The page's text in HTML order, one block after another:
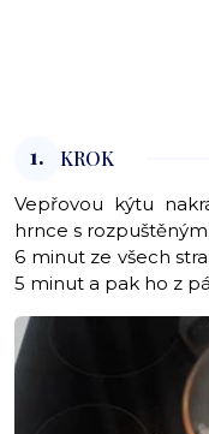
1. KROK
Vepřovou kýtu
hrnce s
6 minut ze všech
5 minut a pak ho z